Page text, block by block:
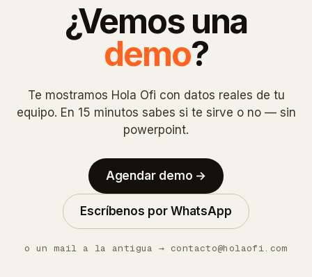
¿Vemos una
demo?
Te mostramos Hola Ofi con datos reales de tu
equipo. En 15 minutos sabes si te sirve o no — sin
powerpoint.
Agendar demo →
Escríbenos por WhatsApp
o un mail a la antigua → contacto@holaofi.com